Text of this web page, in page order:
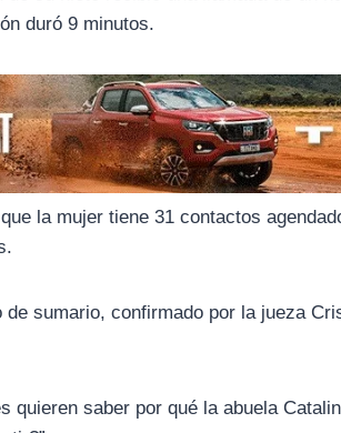
duró 9 minutos.
la mujer tiene 31 contactos
de sumario, confirmado por la jueza
quieren saber por qué la abuela